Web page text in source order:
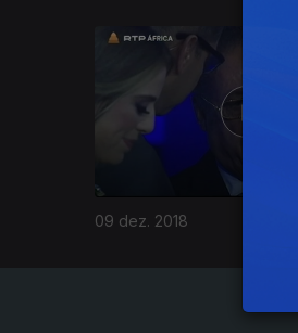
09 dez. 2018
380196